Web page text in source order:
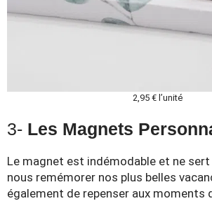
2,95 € l’unité
3- Les Magnets
Le magnet est indémodable et ne
nous remémorer nos plus belles
également de repenser aux moments